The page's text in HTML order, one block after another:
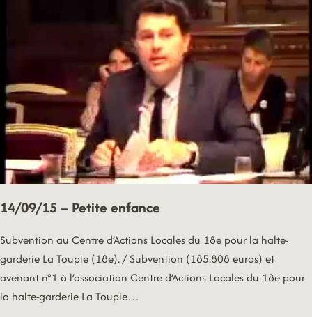
14/09/15 – Petite enfance
Subvention au Centre d’Actions Locales du 18e pour la halte-
garderie La Toupie (18e). / Subvention (185.808 euros) et
avenant n°1 à l’association Centre d’Actions Locales du 18e pour
la halte-garderie La Toupie…